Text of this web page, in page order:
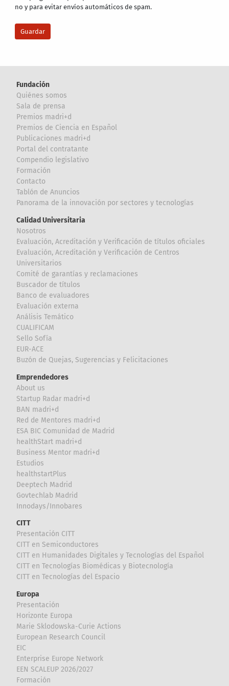
no y para evitar envíos automáticos de spam.
Fundación
Quiénes somos
Sala de prensa
Premios madri+d
Premios de Ciencia en Español
Publicaciones madri+d
Portal del contratante
Compendio legislativo
Formación
Contacto
Tablón de Anuncios
Panorama de la innovación por sectores y tecnologías
Calidad Universitaria
Nosotros
Evaluación, Acreditación y Verificación de títulos oficiales
Evaluación, Acreditación y Verificación de Centros
Universitarios
Comité de garantías y reclamaciones
Buscador de títulos
Banco de evaluadores
Evaluación externa
Análisis Temático
CUALIFICAM
Sello Sofía
EUR-ACE
Buzón de Quejas, Sugerencias y Felicitaciones
Emprendedores
About us
Startup Radar madri+d
BAN madri+d
Red de Mentores madri+d
ESA BIC Comunidad de Madrid
healthStart madri+d
Business Mentor madri+d
Estudios
healthstartPlus
Deeptech Madrid
Govtechlab Madrid
Innodays/Innobares
CITT
Presentación CITT
CITT en Semiconductores
CITT en Humanidades Digitales y Tecnologías del Español
CITT en Tecnologías Biomédicas y Biotecnología
CITT en Tecnologías del Espacio
Europa
Presentación
Horizonte Europa
Marie Sklodowska-Curie Actions
European Research Council
EIC
Enterprise Europe Network
EEN SCALEUP 2026/2027
Formación